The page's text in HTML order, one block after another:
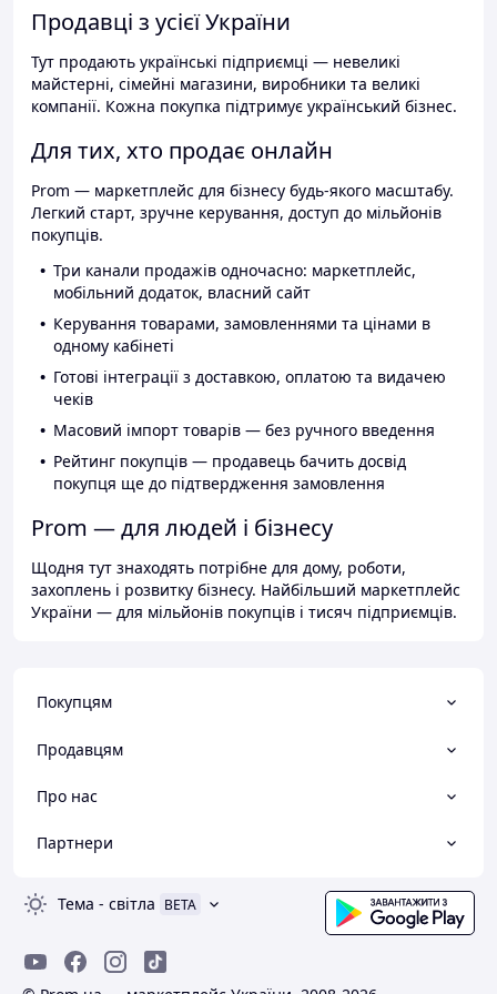
Продавці з усієї України
Тут продають українські підприємці — невеликі
майстерні, сімейні магазини, виробники та великі
компанії. Кожна покупка підтримує український бізнес.
Для тих, хто продає онлайн
Prom — маркетплейс для бізнесу будь-якого масштабу.
Легкий старт, зручне керування, доступ до мільйонів
покупців.
Три канали продажів одночасно: маркетплейс,
мобільний додаток, власний сайт
Керування товарами, замовленнями та цінами в
одному кабінеті
Готові інтеграції з доставкою, оплатою та видачею
чеків
Масовий імпорт товарів — без ручного введення
Рейтинг покупців — продавець бачить досвід
покупця ще до підтвердження замовлення
Prom — для людей і бізнесу
Щодня тут знаходять потрібне для дому, роботи,
захоплень і розвитку бізнесу. Найбільший маркетплейс
України — для мільйонів покупців і тисяч підприємців.
Покупцям
Продавцям
Про нас
Партнери
Тема - світла BETA